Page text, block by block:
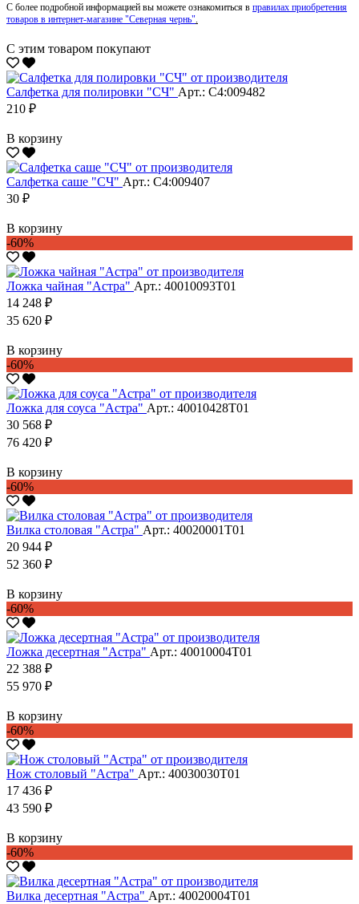
С более подробной информацией вы можете ознакомиться в правилах приобретения
товаров в интернет-магазине "Северная чернь".
С этим товаром покупают
Салфетка для полировки "CЧ" Арт.: С4:009482
210 ₽
В корзину
Салфетка саше "CЧ" Арт.: С4:009407
30 ₽
В корзину
-60%
Ложка чайная "Астра" Арт.: 40010093Т01
14 248 ₽
35 620 ₽
В корзину
-60%
Ложка для соуса "Астра" Арт.: 40010428Т01
30 568 ₽
76 420 ₽
В корзину
-60%
Вилка столовая "Астра" Арт.: 40020001Т01
20 944 ₽
52 360 ₽
В корзину
-60%
Ложка десертная "Астра" Арт.: 40010004Т01
22 388 ₽
55 970 ₽
В корзину
-60%
Нож столовый "Астра" Арт.: 40030030Т01
17 436 ₽
43 590 ₽
В корзину
-60%
Вилка десертная "Астра" Арт.: 40020004Т01